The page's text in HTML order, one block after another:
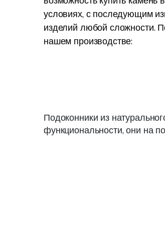
условиях, с последующим
изделий любой сложности.
нашем производстве:
Подоконники из
функциональности, они на